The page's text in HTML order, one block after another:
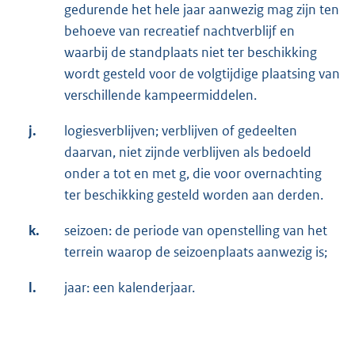
gedurende het hele jaar aanwezig mag zijn ten
behoeve van recreatief nachtverblijf en
waarbij de standplaats niet ter beschikking
wordt gesteld voor de volgtijdige plaatsing van
verschillende kampeermiddelen.
j.
logiesverblijven; verblijven of gedeelten
daarvan, niet zijnde verblijven als bedoeld
onder a tot en met g, die voor overnachting
ter beschikking gesteld worden aan derden.
k.
seizoen: de periode van openstelling van het
terrein waarop de seizoenplaats aanwezig is;
l. jaar: een kalenderjaar.